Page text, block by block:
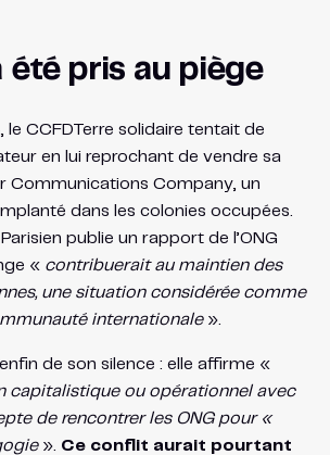
été pris au piège
le CCFDTerre solidaire tentait de
en lui reprochant de vendre sa
Communications Company, un
dans les colonies occupées.
publie un rapport de l’ONG
« contribuerait au maintien des
une situation considérée comme
internationale».
enfin de son silence : elle affirme «
capitalistique ou opérationnel avec
de rencontrer les ONG pour «
». Ce conflit aurait pourtant